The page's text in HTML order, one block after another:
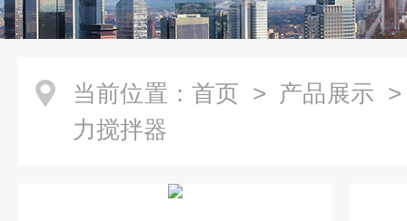
当前位置： 首页 > 产品展示
力搅拌器